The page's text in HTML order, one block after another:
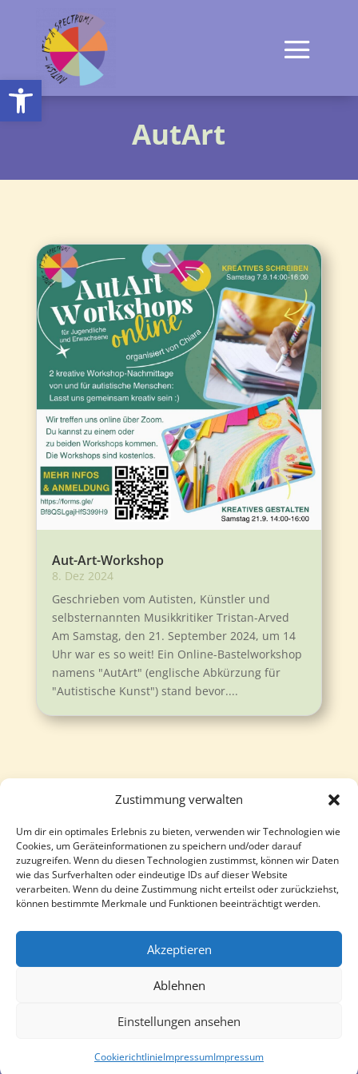
Open toolbar
Zustimmung verwalten
Um dir ein optimales Erlebnis zu bieten, verwenden wir Technologien wie
Cookies, um Geräteinformationen zu speichern und/oder darauf
zuzugreifen. Wenn du diesen Technologien zustimmst, können wir Daten
wie das Surfverhalten oder eindeutige IDs auf dieser Website
verarbeiten. Wenn du deine Zustimmung nicht erteilst oder zurückziehst,
können bestimmte Merkmale und Funktionen beeinträchtigt werden.
Akzeptieren
Ablehnen
Einstellungen ansehen
CookierichtlinieImpressumImpressum
AutArt
Aut-Art-Workshop
8. Dez 2024
Geschrieben vom Autisten, Künstler und
selbsternannten Musikkritiker Tristan-Arved
Am Samstag, den 21. September 2024, um 14
Uhr war es so weit! Ein Online-Bastelworkshop
namens "AutArt" (englische Abkürzung für
"Autistische Kunst") stand bevor....
Follow Follow